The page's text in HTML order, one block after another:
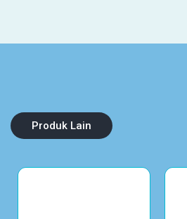
Produk Lain